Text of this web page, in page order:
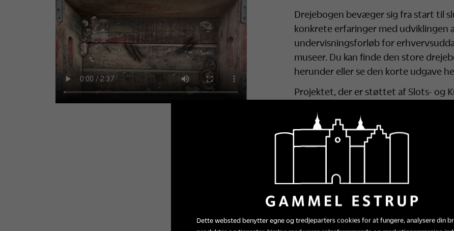
Drejebogen bevæger sig fra start til
konkrete erfaringer med udviklingen
undervisningsforløb for
museer. Du kan finde den store
herunder eller se den korte udgave
Projektet, der er støttet af Slots- og
viser hvordan man kan styrke
både elever og undervisere på
Drejebogen er udviklet i samarbejde
erhvervsuddannelser og
inspiration til lignende samarbejder.
På denne side kan du se den korte
Dette websted benytter egne og tredjeparters cookies for at fungere, analysere din